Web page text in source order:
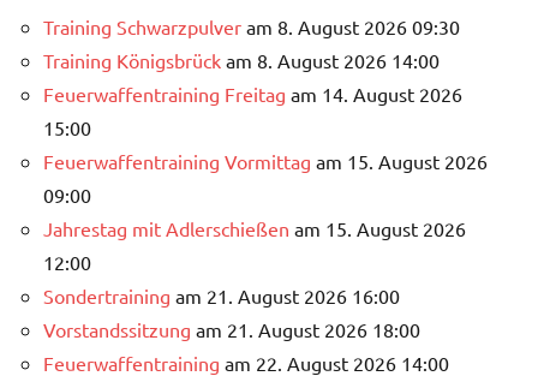
Training Schwarzpulver am 8. August 2026 09:30
Training Königsbrück am 8. August 2026 14:00
Feuerwaffentraining Freitag am 14. August 2026
15:00
Feuerwaffentraining Vormittag am 15. August 2026
09:00
Jahrestag mit Adlerschießen am 15. August 2026
12:00
Sondertraining am 21. August 2026 16:00
Vorstandssitzung am 21. August 2026 18:00
Feuerwaffentraining am 22. August 2026 14:00